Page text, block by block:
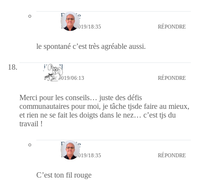
Bernie
14/10/2019/18:35 RÉPONDRE
le spontané c’est très agréable aussi.
jill bill
14/10/2019/06:13 RÉPONDRE
Merci pour les conseils… juste des défis
communautaires pour moi, je tâche tjsde faire au mieux,
et rien ne se fait les doigts dans le nez… c’est tjs du
travail !
Bernie
14/10/2019/18:35 RÉPONDRE
C’est ton fil rouge